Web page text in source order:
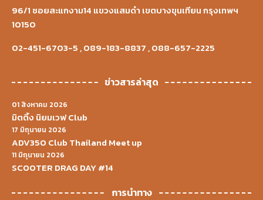
96/1 ซอยสะแกงาม14 แขวงแสมดำ เขตบางขุนเทียน กรุงเทพฯ
10150
02-451-6703-5,089-183-8837,088-657-2225
ข่าวสารล่าสุด
01 สิงหาคม 2026
มิตติ้ง นิยมเวฟ Club
17 มิถุนายน 2026
ADV350 Club Thailand Meet up
11 มิถุนายน 2026
SCOOTER DRAG DAY #14
การนำทาง